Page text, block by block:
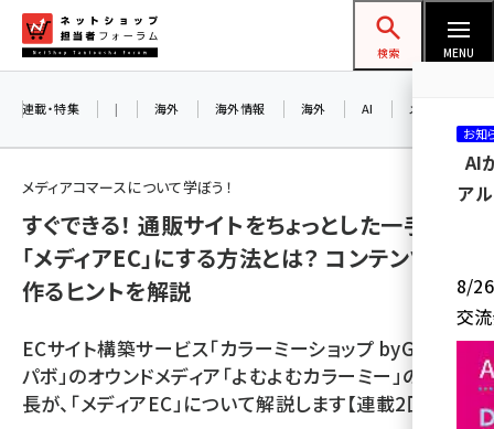
ン
ネットショップ担当者フォーラム
検索 MENU
amazon (2259)
yahoo (1908)
ecbeing (1211)
アスクル (1122)
連載・特集 | 海外 海外情報 海外 AI メタバース
メディアコマースについて学ぼう！
すぐできる！ 通販サイトをちょっとした一手間で
「メディアEC」にする方法とは？ コンテンツを
作るヒントを解説
ECサイト構築サービス「カラーミーショップ byGMOペ
パボ」のオウンドメディア「よむよむカラーミー」の編集
長が、「メディアEC」について解説します【連載2回目】
お知
AI
ア
8/26
交